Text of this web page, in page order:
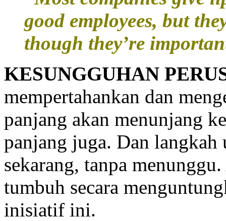
good employees, but
though they’re
KESUNGGUHAN
mempertahankan dan
panjang akan menunjang
panjang juga. Dan
sekarang, tanpa
tumbuh secara
inisiatif ini.